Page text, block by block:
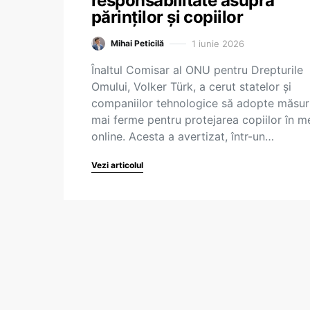
părinților și copiilor
Mihai Peticilă 1 iunie 2026
Înaltul Comisar al ONU pentru Drepturile
Omului, Volker Türk, a cerut statelor și
companiilor tehnologice să adopte
mai ferme pentru protejarea copiilor în
online. Acesta a avertizat, într-un…
Vezi articolul